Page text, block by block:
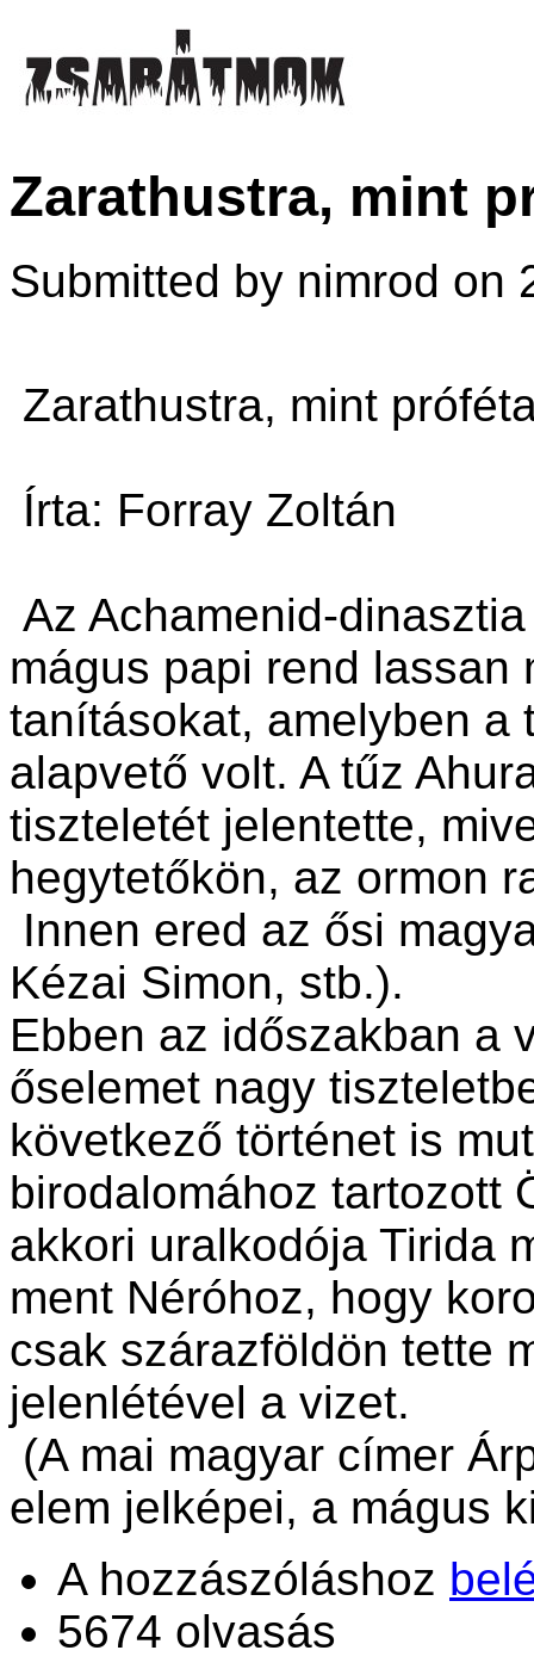
Zarathustra, mint
Submitted by nimrod on
Zarathustra, mint
Írta: Forray Zoltán
Az Achamenid-
mágus papi rend lassan
tanításokat, amelyben a
alapvető volt. A tűz
tiszteletét jelentette,
hegytetőkön, az ormon
Innen ered az ősi
Kézai Simon, stb.).
Ebben az időszakban a
őselemet nagy
következő történet is
birodalomához tartozott
akkori uralkodója Tirida
ment Néróhoz, hogy
csak szárazföldön tette
jelenlétével a vizet.
(A mai magyar címer
elem jelképei, a mágus
A hozzászóláshoz
5674 olvasás